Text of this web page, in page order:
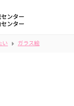
い ガラス絵